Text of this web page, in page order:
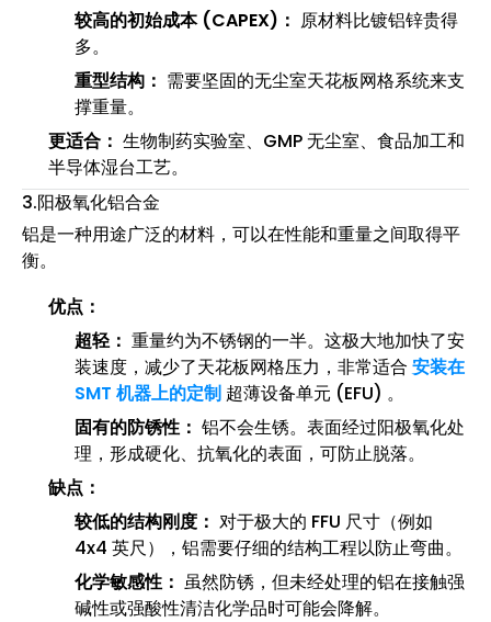
较高的初始成本 (CAPEX)： 原材料比镀铝锌贵得
多。
重型结构： 需要坚固的无尘室天花板网格系统来支
撑重量。
更适合： 生物制药实验室、GMP 无尘室、食品加工和
半导体湿台工艺。
3.阳极氧化铝合金
铝是一种用途广泛的材料，可以在性能和重量之间取得平
衡。
优点：
超轻： 重量约为不锈钢的一半。这极大地加快了安​​
装速度，减少了天花板网格压力，非常适合安装在
SMT 机器上的定制 超薄设备单元 (EFU) 。
固有的防锈性： 铝不会生锈。表面经过阳极氧化处
理，形成硬化、抗氧化的表面，可防止脱落。
缺点：
较低的结构刚度： 对于极大的 FFU 尺寸（例如
4x4 英尺），铝需要仔细的结构工程以防止弯曲。
化学敏感性： 虽然防锈，但未经处理的铝在接触强
碱性或强酸性清洁化学品时可能会降解。